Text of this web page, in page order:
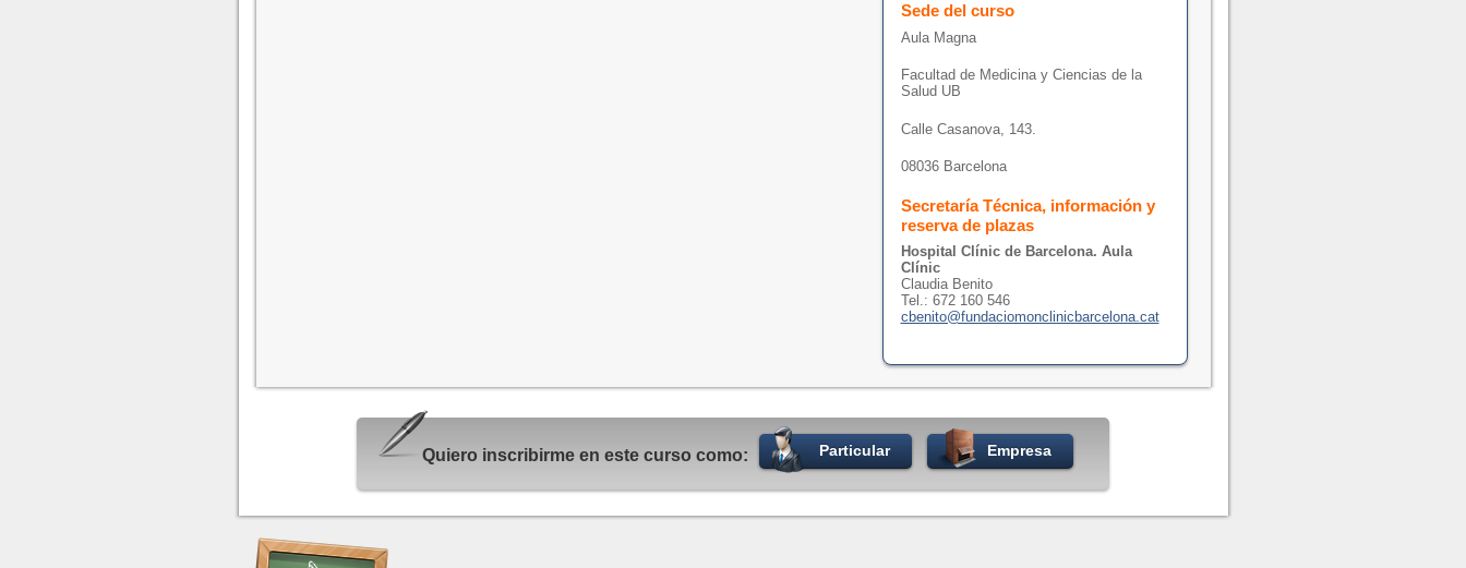
Sede del curso
Aula Magna
Facultad de Medicina y Ciencias de la
Salud UB
Calle Casanova, 143.
08036 Barcelona
Secretaría Técnica, información y
reserva de plazas
Hospital Clínic de Barcelona. Aula
Clínic
Claudia Benito
Tel.: 672 160 546
cbenito@fundaciomonclinicbarcelona.cat
Quiero inscribirme en este curso como: Particular Empresa